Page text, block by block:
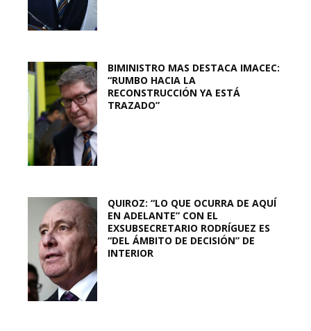
BIMINISTRO MAS DESTACA IMACEC:
“RUMBO HACIA LA
RECONSTRUCCIÓN YA ESTÁ
TRAZADO”
QUIROZ: “LO QUE OCURRA DE AQUÍ
EN ADELANTE” CON EL
EXSUBSECRETARIO RODRÍGUEZ ES
“DEL ÁMBITO DE DECISIÓN” DE
INTERIOR